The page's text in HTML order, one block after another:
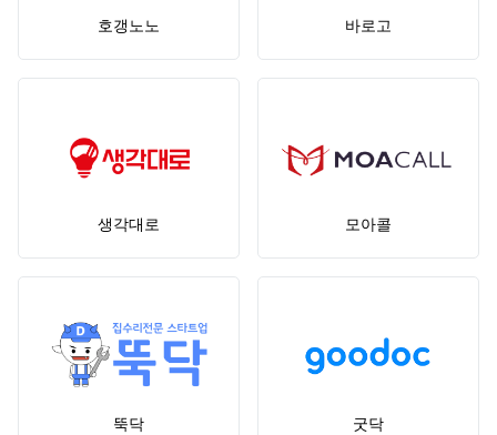
호갱노노 바로고
생각대로 모아콜
뚝닥 굿닥